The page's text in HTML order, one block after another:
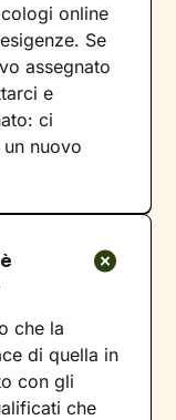
online
Se
assegnato
e
ci
nuovo
che la
di quella in
con gli
che